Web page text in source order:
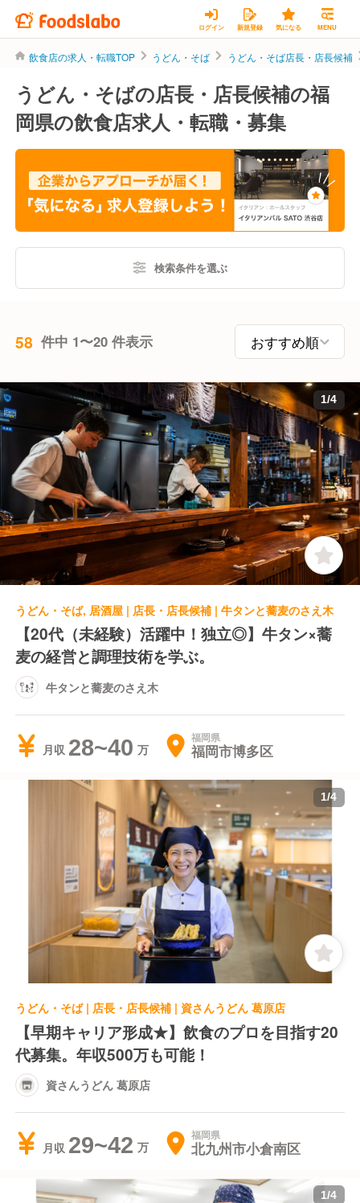
ログイン 新規登録 気になる MENU
飲食店の求人・転職TOP うどん・そば うどん・そば店長・店長候補
うどん・そばの店長・店長候補の福
岡県の飲食店求人・転職・募集
検索条件を選ぶ
58 件中 1〜20 件表示
1/4
うどん・そば, 居酒屋 | 店長・店長候補 | 牛タンと蕎麦のさえ木
【20代（未経験）活躍中！独立◎】牛タン×蕎
麦の経営と調理技術を学ぶ。
牛タンと蕎麦のさえ木
月収 28~40 福岡県
福岡市博多区
1/4
うどん・そば | 店長・店長候補 | 資さんうどん 葛原店
【早期キャリア形成★】飲食のプロを目指す20
代募集。年収500万も可能！
資さんうどん 葛原店
月収 29~42 福岡県
北九州市小倉南区
1/4